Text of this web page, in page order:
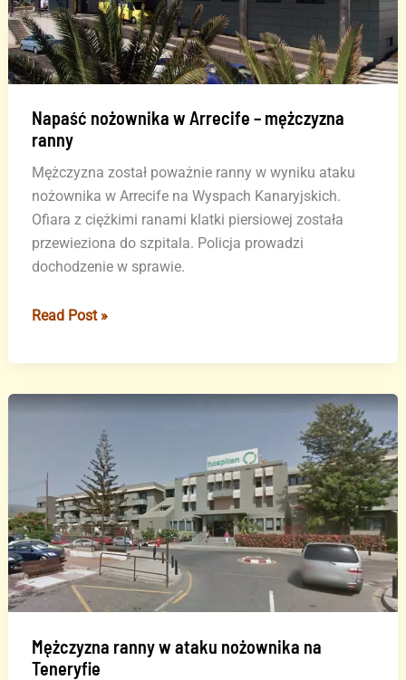
Napaść nożownika w Arrecife – mężczyzna
ranny
Mężczyzna został poważnie ranny w wyniku ataku
nożownika w Arrecife na Wyspach Kanaryjskich.
Ofiara z ciężkimi ranami klatki piersiowej została
przewieziona do szpitala. Policja prowadzi
dochodzenie w sprawie.
Napaść
w
–
mężczyzna
Read Post »
Mężczyzna ranny w ataku nożownika na
Teneryfie